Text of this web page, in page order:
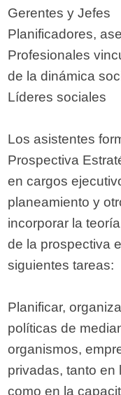
Gerentes y Jefes
Planificadores,
Profesionales
de la dinámica
Líderes sociales
Los asistentes
Prospectiva
en cargos
planeamiento y
incorporar la
de la prospectiva
siguientes tareas:
Planificar,
políticas de
organismos,
privadas, tanto en
como en la